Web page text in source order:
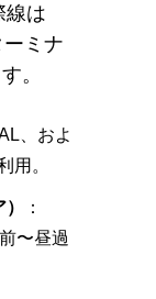
線は
ーミナ
。
、およ
用。
：
〜昼過